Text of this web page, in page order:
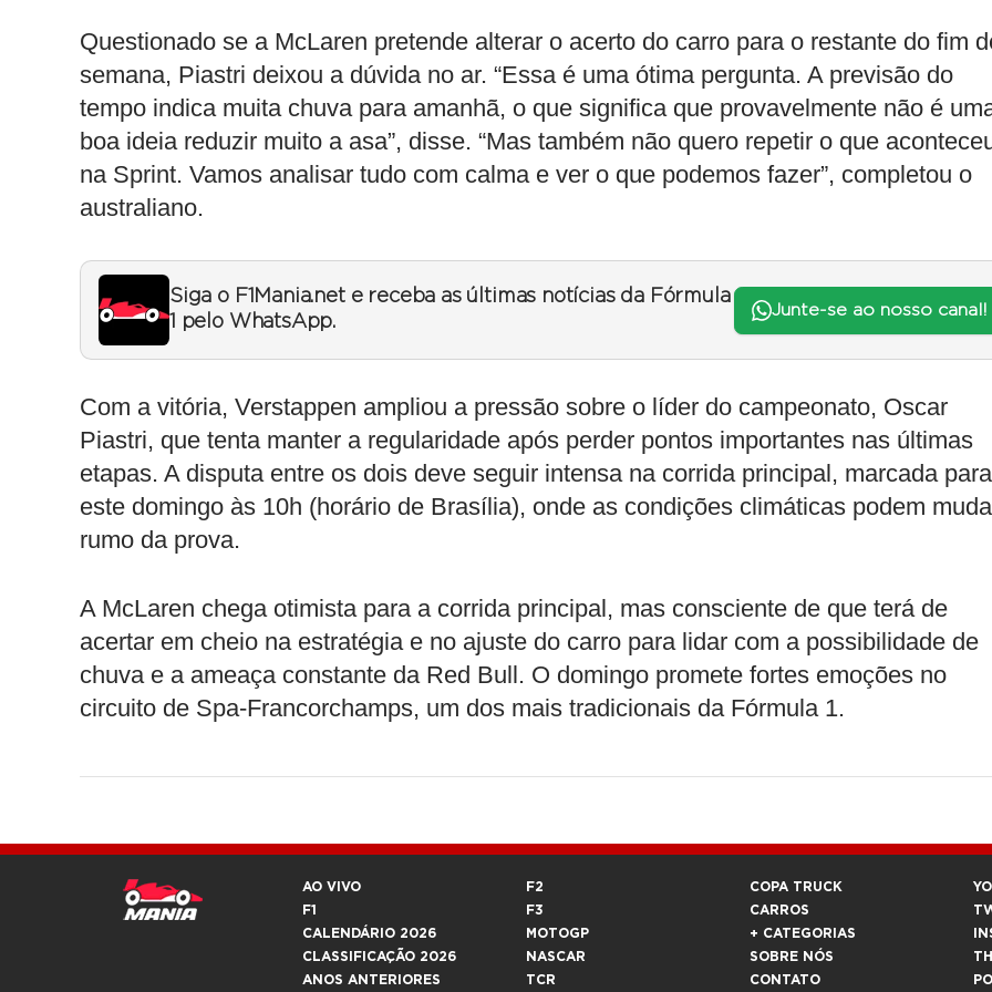
Questionado se a McLaren pretende alterar o acerto do carro para o restante do fim
semana, Piastri deixou a dúvida no ar. “Essa é uma ótima pergunta. A previsão do
tempo indica muita chuva para amanhã, o que significa que provavelmente não é
boa ideia reduzir muito a asa”, disse. “Mas também não quero repetir o que
na Sprint. Vamos analisar tudo com calma e ver o que podemos fazer”, completou o
australiano.
Siga o F1Mania.net e receba as últimas notícias da Fórmula
1 pelo WhatsApp.
Junte-se ao nosso canal!
Com a vitória, Verstappen ampliou a pressão sobre o líder do campeonato, Oscar
Piastri, que tenta manter a regularidade após perder pontos importantes nas últimas
etapas. A disputa entre os dois deve seguir intensa na corrida principal, marcada para
este domingo às 10h (horário de Brasília), onde as condições climáticas podem
rumo da prova.
A McLaren chega otimista para a corrida principal, mas consciente de que terá de
acertar em cheio na estratégia e no ajuste do carro para lidar com a possibilidade de
chuva e a ameaça constante da Red Bull. O domingo promete fortes emoções no
circuito de Spa-Francorchamps, um dos mais tradicionais da Fórmula 1.
AO VIVO
F1
CALENDÁRIO 2026
CLASSIFICAÇÃO 2026
ANOS ANTERIORES
F2
F3
MOTOGP
NASCAR
TCR
COPA TRUCK
CARROS
+ CATEGORIAS
SOBRE NÓS
CONTATO